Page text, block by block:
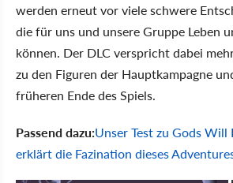
werden erneut vor viele schwere
die für uns und unsere Gruppe Leben
können. Der DLC verspricht dabei
zu den Figuren der Hauptkampagne
früheren Ende des Spiels.
Passend dazu:Unser Test zu Gods
erklärt die Fazination dieses